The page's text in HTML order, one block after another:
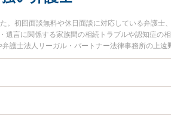
。初回面談無料や休日面談に対応している弁護
言に関係する家族間の相続トラブルや認知症の
護士法人リーガル・パートナー法律事務所の上
れています。『新潟県で土日や夜間に発生した自
を検索したい』『初回相談無料で自筆証書遺言の